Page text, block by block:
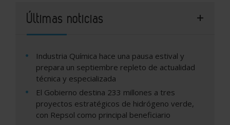
Últimas noticias
Industria Química hace una pausa estival y
prepara un septiembre repleto de actualidad
técnica y especializada
El Gobierno destina 233 millones a tres
proyectos estratégicos de hidrógeno verde,
con Repsol como principal beneficiario